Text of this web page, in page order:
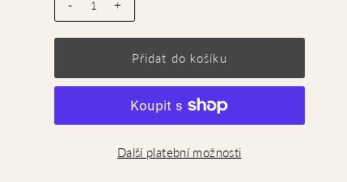
- +
Další platební možnosti